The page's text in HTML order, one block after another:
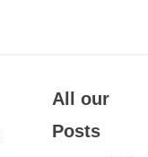
All our
Posts